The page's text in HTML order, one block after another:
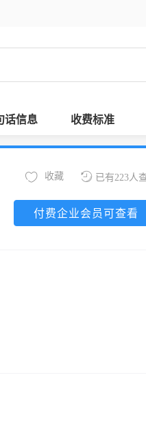
话信息 收费标准
已有223人
收藏
付费企业会员可查看